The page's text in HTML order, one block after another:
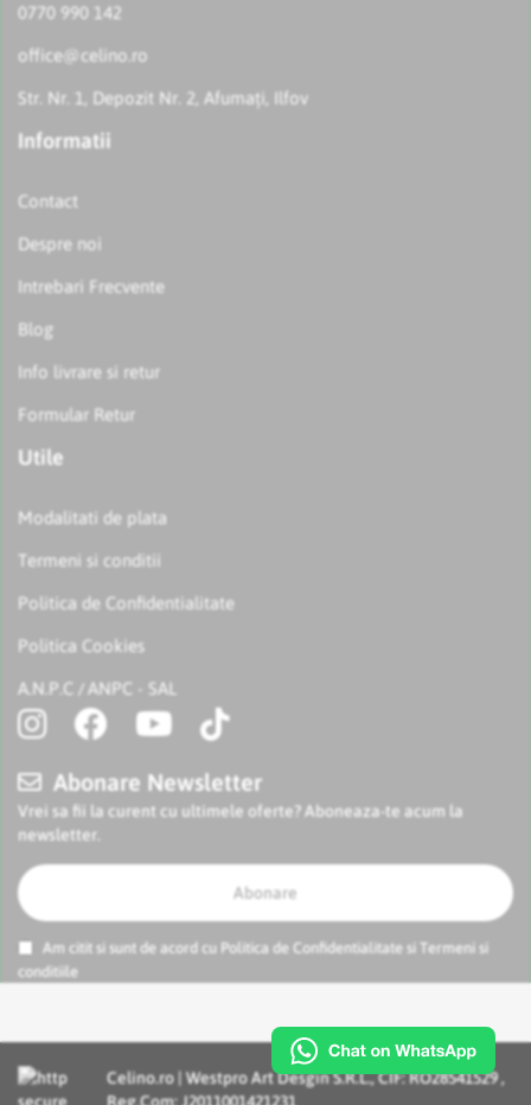
0770 990 142
office@celino.ro
Str. Nr. 1, Depozit Nr. 2, Afumați, Ilfov
Informatii
Contact
Despre noi
Intrebari Frecvente
Blog
Info livrare si retur
Formular Retur
Utile
Modalitati de plata
Termeni si conditii
Politica de Confidentialitate
Politica Cookies
A.N.P.C / ANPC - SAL
Abonare Newsletter
Vrei sa fii la curent cu ultimele oferte? Aboneaza-te acum la
newsletter.
Abonare
Am citit si sunt de acord cu Politica de Confidentialitate si
Termeni si
conditiile
Celino.ro | Westpro Art Desgin S.R.L., CIF: RO28541529 ,